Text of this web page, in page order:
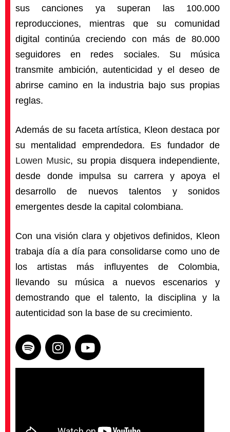
sus canciones ya superan las 100.000
reproducciones, mientras que su comunidad
digital continúa creciendo con más de 80.000
seguidores en redes sociales. Su música
transmite ambición, autenticidad y el deseo de
abrirse camino en la industria bajo sus propias
reglas.
Además de su faceta artística, Kleon destaca por
su mentalidad emprendedora. Es fundador de
Lowen Music, su propia disquera independiente,
desde donde impulsa su carrera y apoya el
desarrollo de nuevos talentos y sonidos
emergentes desde la capital colombiana.
Con una visión clara y objetivos definidos, Kleon
trabaja día a día para consolidarse como uno de
los artistas más influyentes de Colombia,
llevando su música a nuevos escenarios y
demostrando que el talento, la disciplina y la
autenticidad son la base de su crecimiento.